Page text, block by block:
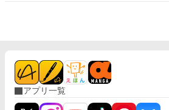
れても、もう遅いのです。
アプリ一覧